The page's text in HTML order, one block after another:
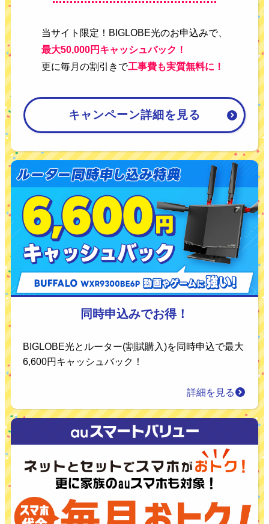
当サイト限定！BIGLOBE光のお申込みで、
最大50,000円キャッシュバック！
更に毎月の割引きで工事費も実質無料に！
キャンペーン詳細を見る
同時申込みでお得！
BIGLOBE光とルーター(割賦購入)を同時申込で最大
6,600円キャッシュバック！
詳細を見る